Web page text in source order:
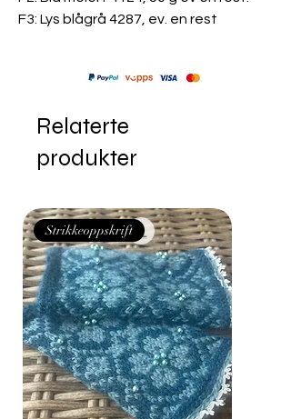
F3: Lys blågrå 4287, ev. en rest
Relaterte
produkter
Strikkeoppskrift